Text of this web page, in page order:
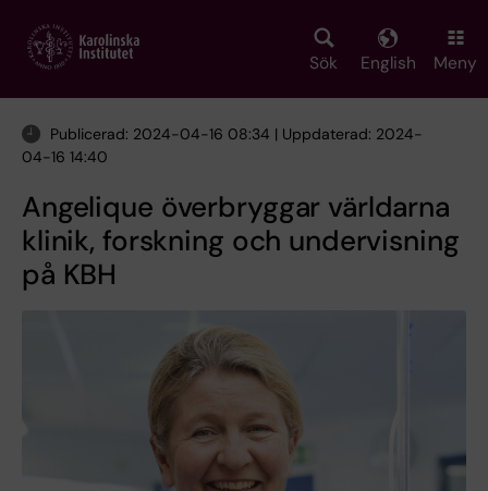
main
Sök English Meny
Publicerad: 2024-04-16 08:34 | Uppdaterad: 2024-
04-16 14:40
Angelique överbryggar världarna
klinik, forskning och undervisning
på KBH